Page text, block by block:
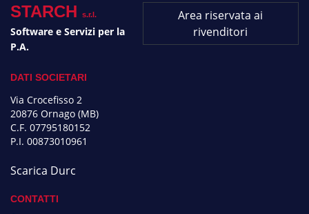
STARCH s.r.l.
Software e Servizi per la
P.A.
Area riservata ai
rivenditori
DATI SOCIETARI
Via Crocefisso 2
20876 Ornago (MB)
C.F. 07795180152
P.I. 00873010961
Scarica Durc
CONTATTI